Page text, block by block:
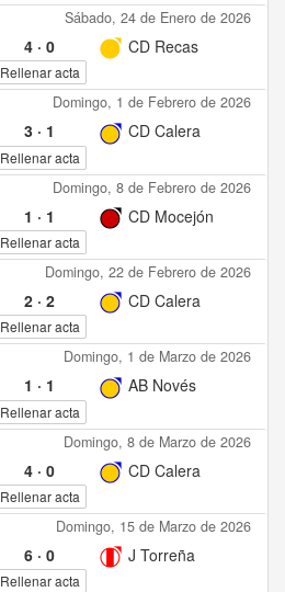
Sábado, 24 de Enero de 2026
4· 0 CD Recas
Rellenar acta
Domingo, 1 de Febrero de 2026
3· 1 CD Calera
Rellenar acta
Domingo, 8 de Febrero de 2026
1 · 1 CD Mocejón
Rellenar acta
Domingo, 22 de Febrero de 2026
2· 2 CD Calera
Rellenar acta
Domingo, 1 de Marzo de 2026
1 · 1 AB Novés
Rellenar acta
Domingo, 8 de Marzo de 2026
4· 0 CD Calera
Rellenar acta
Domingo, 15 de Marzo de 2026
6· 0 J Torreña
Rellenar acta